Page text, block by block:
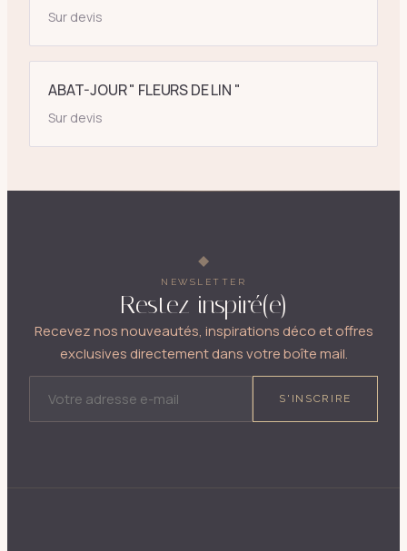
Sur devis
ABAT-JOUR " FLEURS DE LIN "
Sur devis
NEWSLETTER
Restez inspiré(e)
Recevez nos nouveautés, inspirations déco et offres
exclusives directement dans votre boîte mail.
S'INSCRIRE